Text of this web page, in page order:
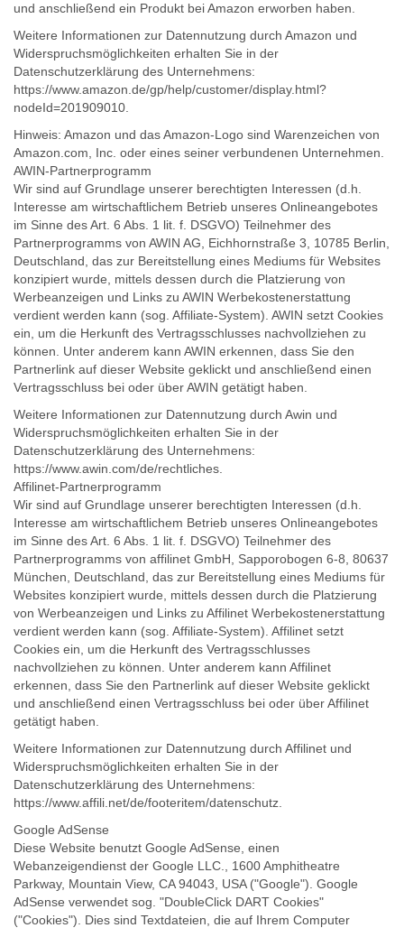
und anschließend ein Produkt bei Amazon erworben haben.
Weitere Informationen zur Datennutzung durch Amazon und
Widerspruchsmöglichkeiten erhalten Sie in der
Datenschutzerklärung des Unternehmens:
https://www.amazon.de/gp/help/customer/display.html?
nodeId=201909010.
Hinweis: Amazon und das Amazon-Logo sind Warenzeichen von
Amazon.com, Inc. oder eines seiner verbundenen Unternehmen.
AWIN-Partnerprogramm
Wir sind auf Grundlage unserer berechtigten Interessen (d.h.
Interesse am wirtschaftlichem Betrieb unseres Onlineangebotes
im Sinne des Art. 6 Abs. 1 lit. f. DSGVO) Teilnehmer des
Partnerprogramms von AWIN AG, Eichhornstraße 3, 10785 Berlin,
Deutschland, das zur Bereitstellung eines Mediums für Websites
konzipiert wurde, mittels dessen durch die Platzierung von
Werbeanzeigen und Links zu AWIN Werbekostenerstattung
verdient werden kann (sog. Affiliate-System). AWIN setzt Cookies
ein, um die Herkunft des Vertragsschlusses nachvollziehen zu
können. Unter anderem kann AWIN erkennen, dass Sie den
Partnerlink auf dieser Website geklickt und anschließend einen
Vertragsschluss bei oder über AWIN getätigt haben.
Weitere Informationen zur Datennutzung durch Awin und
Widerspruchsmöglichkeiten erhalten Sie in der
Datenschutzerklärung des Unternehmens:
https://www.awin.com/de/rechtliches.
Affilinet-Partnerprogramm
Wir sind auf Grundlage unserer berechtigten Interessen (d.h.
Interesse am wirtschaftlichem Betrieb unseres Onlineangebotes
im Sinne des Art. 6 Abs. 1 lit. f. DSGVO) Teilnehmer des
Partnerprogramms von affilinet GmbH, Sapporobogen 6-8, 80637
München, Deutschland, das zur Bereitstellung eines Mediums für
Websites konzipiert wurde, mittels dessen durch die Platzierung
von Werbeanzeigen und Links zu Affilinet Werbekostenerstattung
verdient werden kann (sog. Affiliate-System). Affilinet setzt
Cookies ein, um die Herkunft des Vertragsschlusses
nachvollziehen zu können. Unter anderem kann Affilinet
erkennen, dass Sie den Partnerlink auf dieser Website geklickt
und anschließend einen Vertragsschluss bei oder über Affilinet
getätigt haben.
Weitere Informationen zur Datennutzung durch Affilinet und
Widerspruchsmöglichkeiten erhalten Sie in der
Datenschutzerklärung des Unternehmens:
https://www.affili.net/de/footeritem/datenschutz.
Google AdSense
Diese Website benutzt Google AdSense, einen
Webanzeigendienst der Google LLC., 1600 Amphitheatre
Parkway, Mountain View, CA 94043, USA ("Google"). Google
AdSense verwendet sog. "DoubleClick DART Cookies"
("Cookies"). Dies sind Textdateien, die auf Ihrem Computer